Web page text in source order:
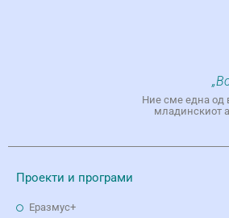
Ние сме една од
младинскиот
Проекти и програми
Еразмус+